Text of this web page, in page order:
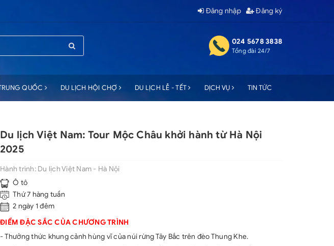
Đăng nhập Đăng ký
024 5678 3838
Tổng đài 24/7
QUỐC DU LỊCH HỘI CHỢ DU LỊCH LỄ - TẾT DỊCH VỤ TIN TỨC
Du lịch Việt Nam: Tour Mộc Châu khởi hành từ Hà Nội
2025
Hành trình:Du lịch Việt Nam - Hà Nội
Ô tô
Thứ 7 hàng tuần
2 ngày 1 đêm
ĐIỂM ĐẶC SẮC CỦA CHƯƠNG TRÌNH
- Thưởng thức khung cảnh hùng vĩ của núi rừng Tây Bắc trên đèo Thung Khe.